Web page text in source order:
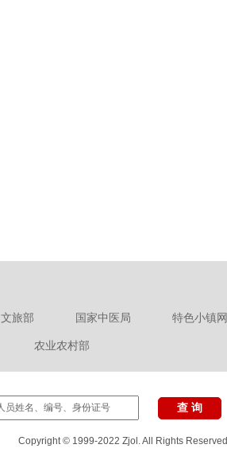
文旅部 国家中医局 特色小镇网
农业农村部
Copyright © 1999-2022 Zjol. All Rights Reserved